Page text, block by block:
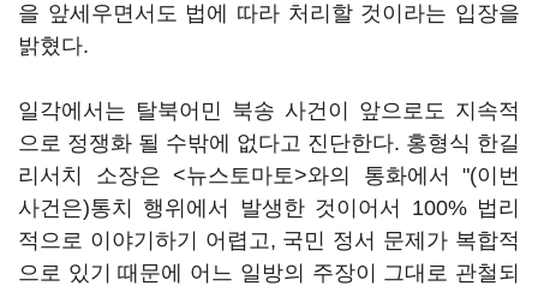
을 앞세우면서도 법에 따라 처리할 것이라는 입장을
밝혔다.
일각에서는 탈북어민 북송 사건이 앞으로도 지속적
으로 정쟁화 될 수밖에 없다고 진단한다. 홍형식 한길
리서치 소장은 <뉴스토마토>와의 통화에서 "(이번
사건은)통치 행위에서 발생한 것이어서 100% 법리
적으로 이야기하기 어렵고, 국민 정서 문제가 복합적
으로 있기 때문에 어느 일방의 주장이 그대로 관철되